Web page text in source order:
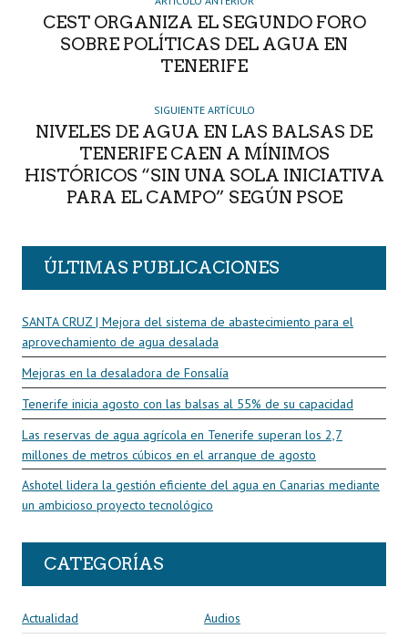
CEST ORGANIZA EL SEGUNDO FORO
SOBRE POLÍTICAS DEL AGUA EN
TENERIFE
SIGUIENTE ARTÍCULO
NIVELES DE AGUA EN LAS BALSAS DE
TENERIFE CAEN A MÍNIMOS
HISTÓRICOS “SIN UNA SOLA INICIATIVA
PARA EL CAMPO” SEGÚN PSOE
ÚLTIMAS PUBLICACIONES
SANTA CRUZ | Mejora del sistema de abastecimiento para el
aprovechamiento de agua desalada
Mejoras en la desaladora de Fonsalía
Tenerife inicia agosto con las balsas al 55% de su capacidad
Las reservas de agua agrícola en Tenerife superan los 2,7
millones de metros cúbicos en el arranque de agosto
Ashotel lidera la gestión eficiente del agua en Canarias mediante
un ambicioso proyecto tecnológico
CATEGORÍAS
Actualidad
Audios